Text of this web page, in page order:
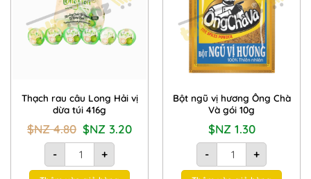
Thạch rau câu Long Hải vị
dừa túi 416g
$NZ4.80 Giá
gốc
là:
$NZ3.20Giá
hiện
-
Thạch rau câu Long Hải vị dừa túi 416g số lượng
+
Bột ngũ vị hương Ông Chà
Và gói 10g
$NZ 1.30
-
Bột ngũ vị hương Ông
+